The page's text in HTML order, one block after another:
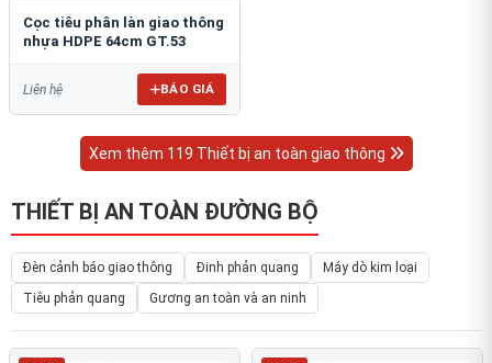
Cọc tiêu phân làn giao thông
nhựa HDPE 64cm GT.53
Liên hệ BÁO GIÁ
Xem thêm 119 Thiết bị an toàn giao thông
THIẾT BỊ AN TOÀN ĐƯỜNG BỘ
Đèn cảnh báo giao thông Đinh phản quang
Máy dò kim loại
Tiêu phản quang
Gương an toàn và an ninh